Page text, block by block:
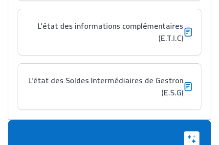
L'état des informations complémentaires
(E.T.I.C)
L'état des Soldes Intermédiaires de Gestron
(E.S.G)